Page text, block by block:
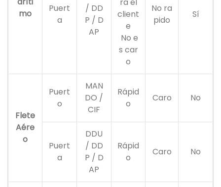
mo
Puert
a
/ DD
P / D
AP
client
e
No e
s car
o
No ra
pido
Sí
Flete
Aére
o
Puert
o
MAN
DO /
CIF
Rápid
o
Caro No
Puert
a
DDU
/ DD
P / D
AP
Rápid
o
Caro No